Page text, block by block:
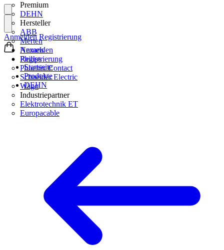
Premium
DEHN
Hersteller
ABB
Merten
Nexans
Philips
Phoenix Contact
Schneider Electric
Wago
Industriepartner
Elektrotechnik ET
Europacable
Anmelden
Registrierung
Anmelden Registrierung
Startseite
Produkte
DEHN